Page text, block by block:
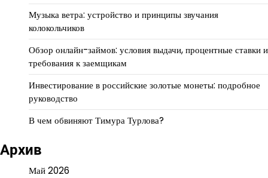
Музыка ветра: устройство и принципы звучания
колокольчиков
Обзор онлайн-займов: условия выдачи, процентные ставки и
требования к заемщикам
Инвестирование в российские золотые монеты: подробное
руководство
В чем обвиняют Тимура Турлова?
Архив
Май 2026